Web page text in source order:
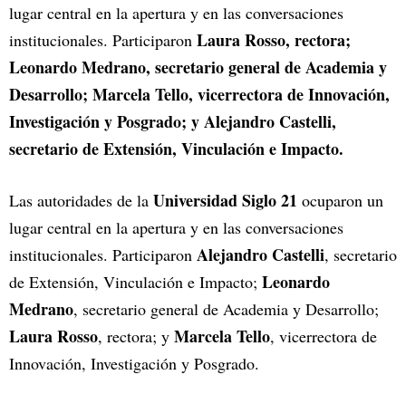
lugar central en la apertura y en las conversaciones
institucionales. Participaron Laura Rosso, rectora;
Leonardo Medrano, secretario general de Academia y
Desarrollo; Marcela Tello, vicerrectora de Innovación,
Investigación y Posgrado; y Alejandro Castelli,
secretario de Extensión, Vinculación e Impacto.
Las autoridades de la Universidad Siglo 21 ocuparon un
lugar central en la apertura y en las conversaciones
institucionales. Participaron Alejandro Castelli, secretario
de Extensión, Vinculación e Impacto; Leonardo
Medrano, secretario general de Academia y Desarrollo;
Laura Rosso, rectora; y Marcela Tello, vicerrectora de
Innovación, Investigación y Posgrado.